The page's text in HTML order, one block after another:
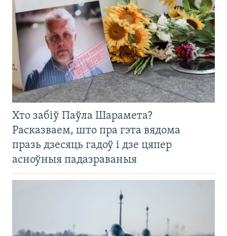
Хто забіў Паўла Шарамета?
Расказваем, што пра гэта вядома
празь дзесяць гадоў і дзе цяпер
асноўныя падазраваныя